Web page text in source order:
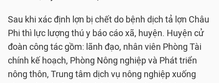
Sau khi xác định lợn bị chết do bệnh dịch tả lợn Châu
Phi thì lực lượng thú y báo cáo xã, huyện. Huyện cử
đoàn công tác gồm: lãnh đạo, nhân viên Phòng Tài
chính kế hoạch, Phòng Nông nghiệp và Phát triển
nông thôn, Trung tâm dịch vụ nông nghiệp xuống